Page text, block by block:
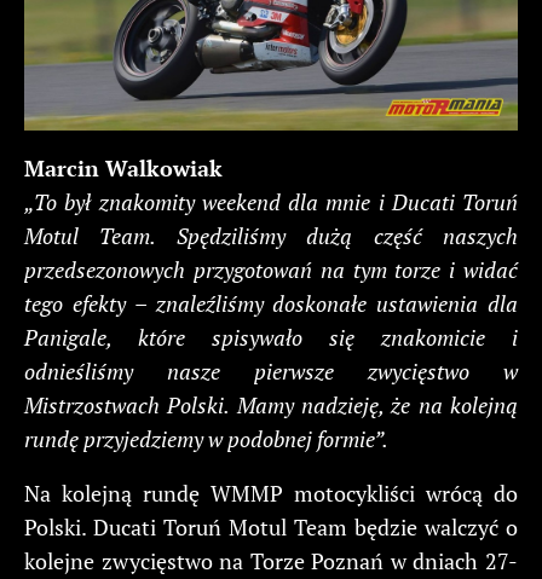
Marcin Walkowiak
„To był znakomity weekend dla mnie i Ducati Toruń
Motul Team. Spędziliśmy dużą część naszych
przedsezonowych przygotowań na tym torze i widać
tego efekty – znaleźliśmy doskonałe ustawienia dla
Panigale, które spisywało się znakomicie i
odnieśliśmy nasze pierwsze zwycięstwo w
Mistrzostwach Polski. Mamy nadzieję, że na kolejną
rundę przyjedziemy w podobnej formie”.
Na kolejną rundę WMMP motocykliści wrócą do
Polski. Ducati Toruń Motul Team będzie walczyć o
kolejne zwycięstwo na Torze Poznań w dniach 27-